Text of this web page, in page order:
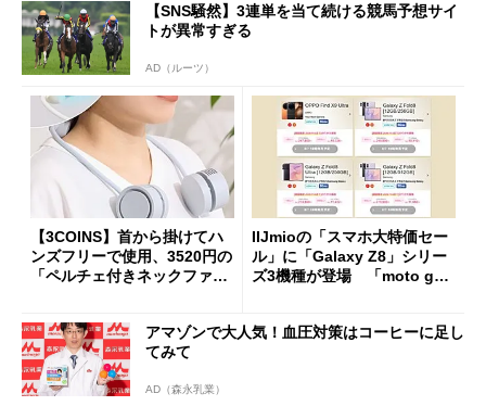
【SNS騒然】3連単を当て続ける競馬予想サイ
トが異常すぎる
AD（ルーツ）
【3COINS】首から掛けてハ
ンズフリーで使用、3520円の
「ペルチェ付きネックファ
IIJmioの「スマホ大特価セー
ル」に「Galaxy Z8」シリー
ズ3機種が登場 「moto g37
アマゾンで大人気！血圧対策はコーヒーに足し
てみて
AD（森永乳業）